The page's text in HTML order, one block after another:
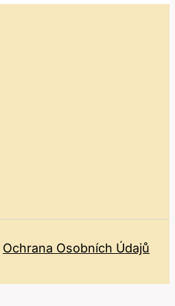
Ochrana Osobních Údajů